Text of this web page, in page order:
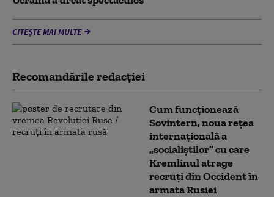
CITEȘTE MAI MULTE
Recomandările redacţiei
Cum funcționează
Sovintern, noua rețea
internațională a
„socialiștilor” cu care
Kremlinul atrage
recruți din Occident în
armata Rusiei